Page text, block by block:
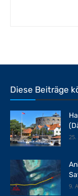
Diese Beiträge
25.
9.